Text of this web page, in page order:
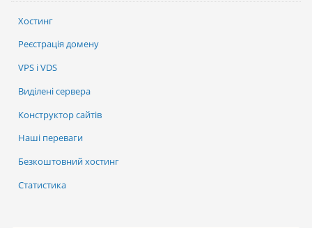
Хостинг
Реєстрація домену
VPS і VDS
Виділені сервера
Конструктор сайтів
Наші переваги
Безкоштовний хостинг
Статистика